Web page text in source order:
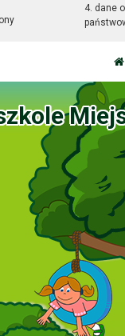
4. dane